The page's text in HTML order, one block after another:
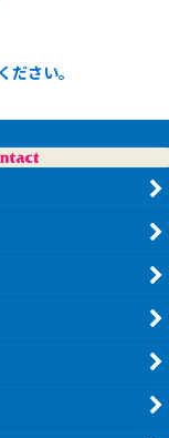
さい。